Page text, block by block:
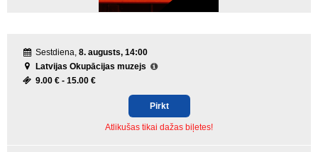
Sestdiena, 8. augusts, 14:00
Latvijas Okupācijas muzejs
9.00 € - 15.00 €
Pirkt
Atlikušas tikai dažas biļetes!